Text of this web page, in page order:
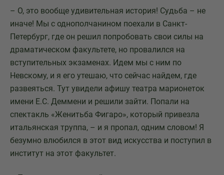
– О, это вообще удивительная история! Судьба – не
иначе! Мы с однополчанином поехали в Санкт-
Петербург, где он решил попробовать свои силы на
драматическом факультете, но провалился на
вступительных экзаменах. Идем мы с ним по
Невскому, и я его утешаю, что сейчас найдем, где
развеяться. Тут увидели афишу театра марионеток
имени Е.С. Деммени и решили зайти. Попали на
спектакль «Женитьба Фигаро», который привезла
итальянская труппа, – и я пропал, одним словом! Я
безумно влюбился в этот вид искусства и поступил в
институт на этот факультет.